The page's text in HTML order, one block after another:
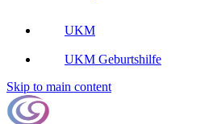
UKM
UKM Geburtshilfe
Skip to main content